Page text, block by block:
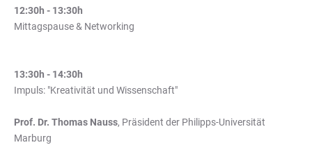
12:30h - 13:30h
Mittagspause & Networking
13:30h - 14:30h
Impuls: "Kreativität und Wissenschaft"
Prof. Dr. Thomas Nauss, Präsident der Philipps-Universität
Marburg